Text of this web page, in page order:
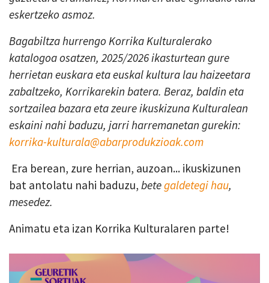
eskertzeko asmoz.
Bagabiltza hurrengo Korrika Kulturalerako
katalogoa osatzen, 2025/2026 ikasturtean gure
herrietan euskara eta euskal kultura lau haizeetara
zabaltzeko, Korrikarekin batera. Beraz, baldin eta
sortzailea bazara eta zeure ikuskizuna Kulturalean
eskaini nahi baduzu, jarri harremanetan gurekin:
korrika-kulturala@abarprodukzioak.com
Era berean, zure herrian, auzoan... ikuskizunen
bat antolatu nahi baduzu, betegaldetegi hau,
mesedez.
Animatu eta izan Korrika Kulturalaren parte!